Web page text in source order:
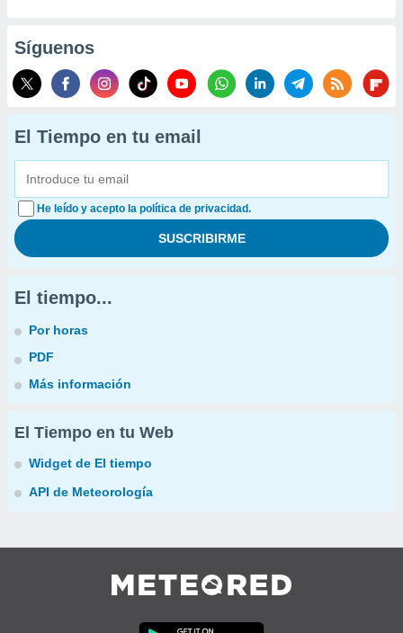
Síguenos
El Tiempo en tu email
He leído y acepto la política de privacidad.
El tiempo...
Por horas
PDF
Más información
El Tiempo en tu Web
Widget de El tiempo
API de Meteorología